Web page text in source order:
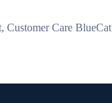
Customer Care BlueCat